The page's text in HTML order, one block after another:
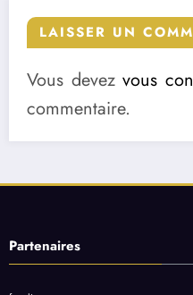
LAISSER UN
Vous devezvous
commentaire.
Partenaires